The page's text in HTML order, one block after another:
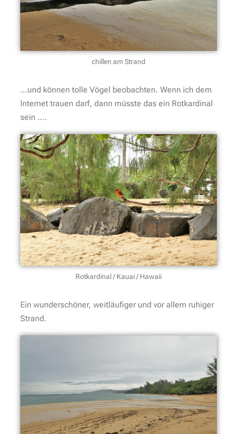
chillen am Strand
…und können tolle Vögel beobachten. Wenn ich dem
Internet trauen darf, dann müsste das ein Rotkardinal
sein ….
Rotkardinal / Kauai / Hawaii
Ein wunderschöner, weitläufiger und vor allem ruhiger
Strand.